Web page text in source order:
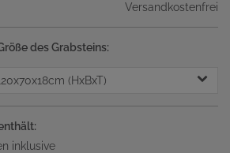
Versandkostenfrei
des Grabsteins:
(HxBxT)
inklusive